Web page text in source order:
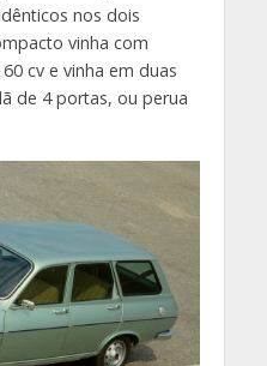
nos dois
vinha com
cv e vinha em duas
de 4 portas, ou perua